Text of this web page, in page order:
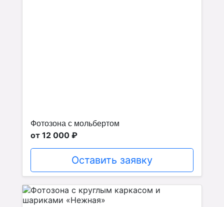
Фотозона с мольбертом
от 12 000 ₽
Оставить заявку